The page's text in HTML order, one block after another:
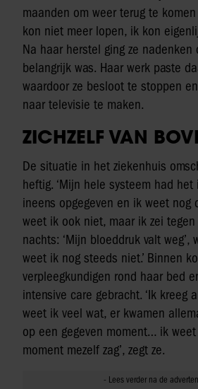
maanden om weer terug te komen
kon niet meer lopen, ik kon
Na haar herstel ging ze nadenken
belangrijk was. Haar werk paste
waardoor ze besloot te stoppen
naar televisie te maken.
ZICHZELF VAN
De situatie in het ziekenhuis
heftig. ‘Mijn hele systeem had
ineens opgegeven en ik weet nog
weet ik ook niet, maar ik zei tegen
nachts: ‘Mijn bloeddruk valt weg’,
weet ik nog steeds niet.’ Binnen
verpleegkundigen rond haar bed
intensive care gebracht. ‘Ik kreeg
weet ik veel wat, er kwamen
op een gegeven moment… ik
moment mezelf zag’, zegt ze.